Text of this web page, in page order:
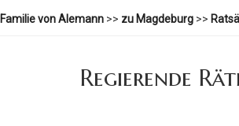
Familie von Alemann >> zu Magdeburg >>
Regierende